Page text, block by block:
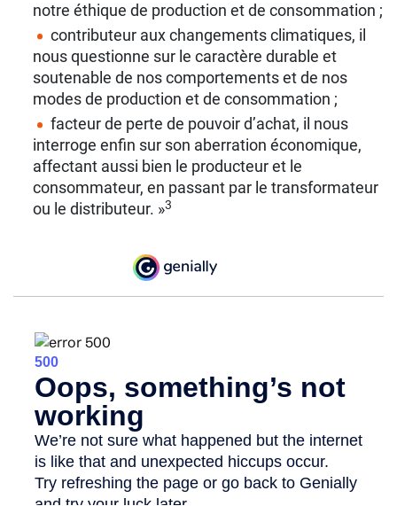
notre éthique de production et de consommation ;
contributeur aux changements climatiques, il
nous questionne sur le caractère durable et
soutenable de nos comportements et de nos
modes de production et de consommation ;
facteur de perte de pouvoir d’achat, il nous
interroge enfin sur son aberration économique,
affectant aussi bien le producteur et le
consommateur, en passant par le transformateur
ou le distributeur. »3
La collecte d’invendus est une pratique bien établie
pour les organismes d’aide alimentaire. Des
opérations locales de glanage ou de transformation
d’invendus existent depuis déjà de nombreuses
années lorsque la lutte contre le gaspillage